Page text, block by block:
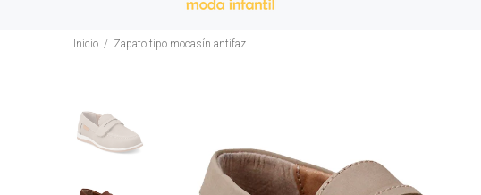
Inicio Zapato tipo mocasín antifaz